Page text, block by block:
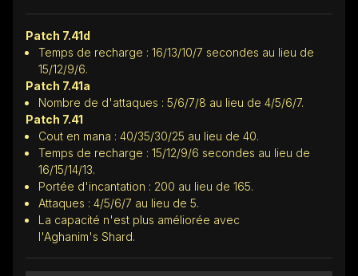
Patch 7.41d
Temps de recharge : 16/13/10/7 secondes au lieu de
15/12/9/6.
Patch 7.41a
Nombre de d'attaques : 5/6/7/8 au lieu de 4/5/6/7.
Patch 7.41
Cout en mana : 40/35/30/25 au lieu de 40.
Temps de recharge : 15/12/9/6 secondes au lieu de
16/15/14/13.
Portée d'incantation : 200 au lieu de 165.
Attaques : 4/5/6/7 au lieu de 5.
La capacité n'est plus améliorée avec
l'Aghanim's Shard.